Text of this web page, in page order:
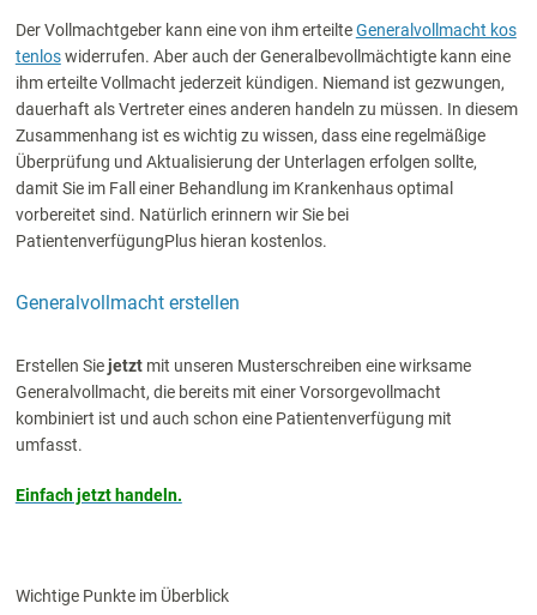
Der Vollmachtgeber kann eine von ihm erteilteGeneralvollmacht kos
tenloswiderrufen. Aber auch der Generalbevollmächtigte kann eine
ihm erteilte Vollmacht jederzeit kündigen. Niemand ist gezwungen,
dauerhaft als Vertreter eines anderen handeln zu müssen. In diesem
Zusammenhang ist es wichtig zu wissen, dass eine regelmäßige
Überprüfung und Aktualisierung der Unterlagen erfolgen sollte,
damit Sie im Fall einer Behandlung im Krankenhaus optimal
vorbereitet sind. Natürlich erinnern wir Sie bei
PatientenverfügungPlus hieran kostenlos.
Generalvollmacht erstellen
Erstellen Siejetzt mit unseren Musterschreiben eine wirksame
Generalvollmacht, die bereits mit einer Vorsorgevollmacht
kombiniert ist und auch schon eine Patientenverfügung mit
umfasst.
Einfach jetzt handeln.
Wichtige Punkte im Überblick